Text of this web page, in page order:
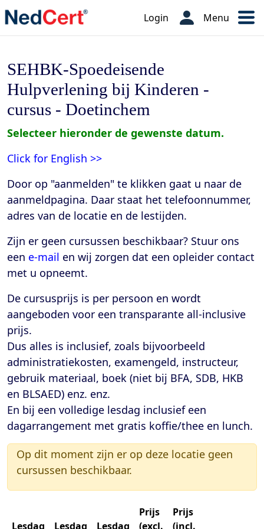
Login Menu
SEHBK-Spoedeisende
Hulpverlening bij Kinderen -
cursus - Doetinchem
Selecteer hieronder de gewenste datum.
Click for English >>
Door op "aanmelden" te klikken gaat u naar de
aanmeldpagina. Daar staat het telefoonnummer,
adres van de locatie en de lestijden.
Zijn er geen cursussen beschikbaar? Stuur ons
een e-mail en wij zorgen dat een opleider contact
met u opneemt.
De cursusprijs is per persoon en wordt
aangeboden voor een transparante all-inclusive
prijs.
Dus alles is inclusief, zoals bijvoorbeeld
administratiekosten, examengeld, instructeur,
gebruik materiaal, boek (niet bij BFA, SDB, HKB
en BLSAED) enz. enz.
En bij een volledige lesdag inclusief een
dagarrangement met gratis koffie/thee en lunch.
Op dit moment zijn er op deze locatie geen
cursussen beschikbaar.
Lesdag Lesdag Lesdag
Prijs
(excl.
Prijs
(incl.